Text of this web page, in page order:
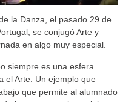
la Danza, el pasado 29 de
se conjugó Arte y
en algo muy especial.
siempre es una esfera
el Arte. Un ejemplo que
que permite al alumnado